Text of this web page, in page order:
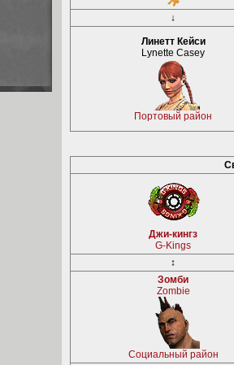
↓
Линетт Кейси
Lynette Casey
Портовый район
Джи-кингз
G-Kings
↕
Зомби
Zombie
Социальный район